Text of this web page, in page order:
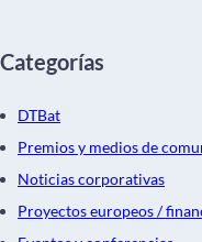
Categorías
DTBat
Premios y medios de
Noticias corporativas
Proyectos europeos /